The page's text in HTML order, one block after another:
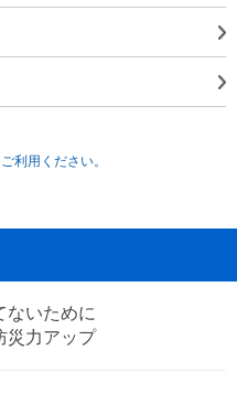
利用ください。
ないために
災力アップ